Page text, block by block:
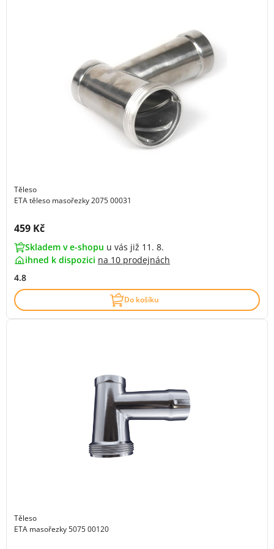
Těleso
ETA těleso masořezky 2075 00031
Cena s DPH:
459 Kč
Skladem v e-shopu u vás již 11. 8.
ihned k dispozici na 10 prodejnách
4.8
Do košíku
Těleso
ETA masořezky 5075 00120